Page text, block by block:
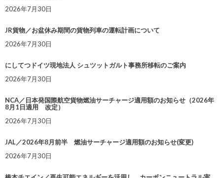
2026年7月30日
JR貨物／お盆休み期間の貨物列車の運転計画について
2026年7月30日
にしてつドイツ現地法人 シュツットガルト事務所移転のご案内
2026年7月30日
NCA／日本発国際航空貨物燃油サーチャージ適用額のお知らせ（2026年
8月1日適用 改定）
2026年7月30日
JAL／2026年8月前半 燃油サーチャージ適用額のお知らせ(変更)
2026年7月30日